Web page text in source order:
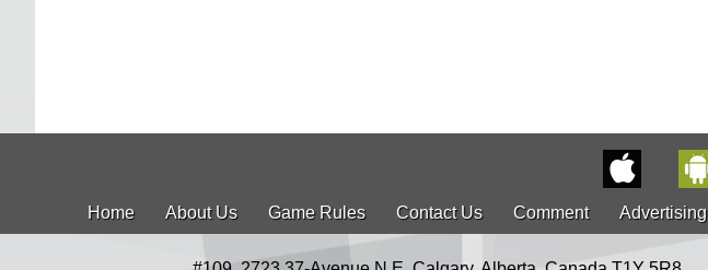
Home About Us Game Rules Contact Us Comment Advertising